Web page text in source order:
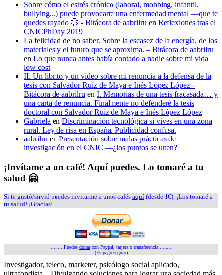
Sobre cómo el estrés crónico (laboral, mobbing, infantil,
bullying...) puede provocarte una enfermedad mental —que te
quedes rayado 🤭 - Bitácora de aabrilru en Reflexiones tras el
CNICPhDay 2019
La felicidad de no saber. Sobre la escasez de la energía, de los
materiales y el futuro que se aproxima. – Bitácora de aabrilru
en Lo que nunca antes había contado a nadie sobre mi vida
low cost
II. Un librito y un vídeo sobre mi renuncia a la defensa de la
tesis con Salvador Ruiz de Maya e Inés López López -
Bitácora de aabrilru en I. Memorias de una tesis fracasada… y
una carta de renuncia. Finalmente no defenderé la tesis
doctoral con Salvador Ruiz de Maya e Inés López López
Gabriela en Discriminación tecnológica si vives en una zona
rural. Ley de risa en España. Publicidad confusa.
aabrilru en Presentación sobre malas prácticas de
investigación en el CNIC —¿los puntos se unen?
¡Invítame a un café! Aquí puedes. Lo tomaré a tu
salud 🤗
Si te gustó/sirvió puedes invitarme a unos cafés aquí (desde 1€). ¡Los tomaré a
tu salud! ¡Gracias!
.........Puedes donarcon Paypal, tarjeta o transferencia.........
(Es pago seguro)
Investigador, teleco, marketer, psicólogo social aplicado,
ultrafondista... Divulgando soluciones para lograr una sociedad más